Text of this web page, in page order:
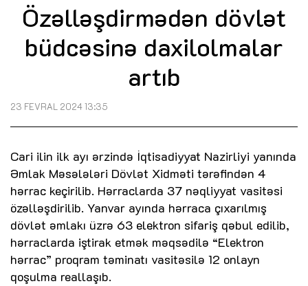
Özəlləşdirmədən dövlət
büdcəsinə daxilolmalar
artıb
23 FEVRAL 2024 13:35
Cari ilin ilk ayı ərzində İqtisadiyyat Nazirliyi yanında
Əmlak Məsələləri Dövlət Xidməti tərəfindən 4
hərrac keçirilib. Hərraclarda 37 nəqliyyat vasitəsi
özəlləşdirilib. Yanvar ayında hərraca çıxarılmış
dövlət əmlakı üzrə 63 elektron sifariş qəbul edilib,
hərraclarda iştirak etmək məqsədilə “Elektron
hərrac” proqram təminatı vasitəsilə 12 onlayn
qoşulma reallaşıb.